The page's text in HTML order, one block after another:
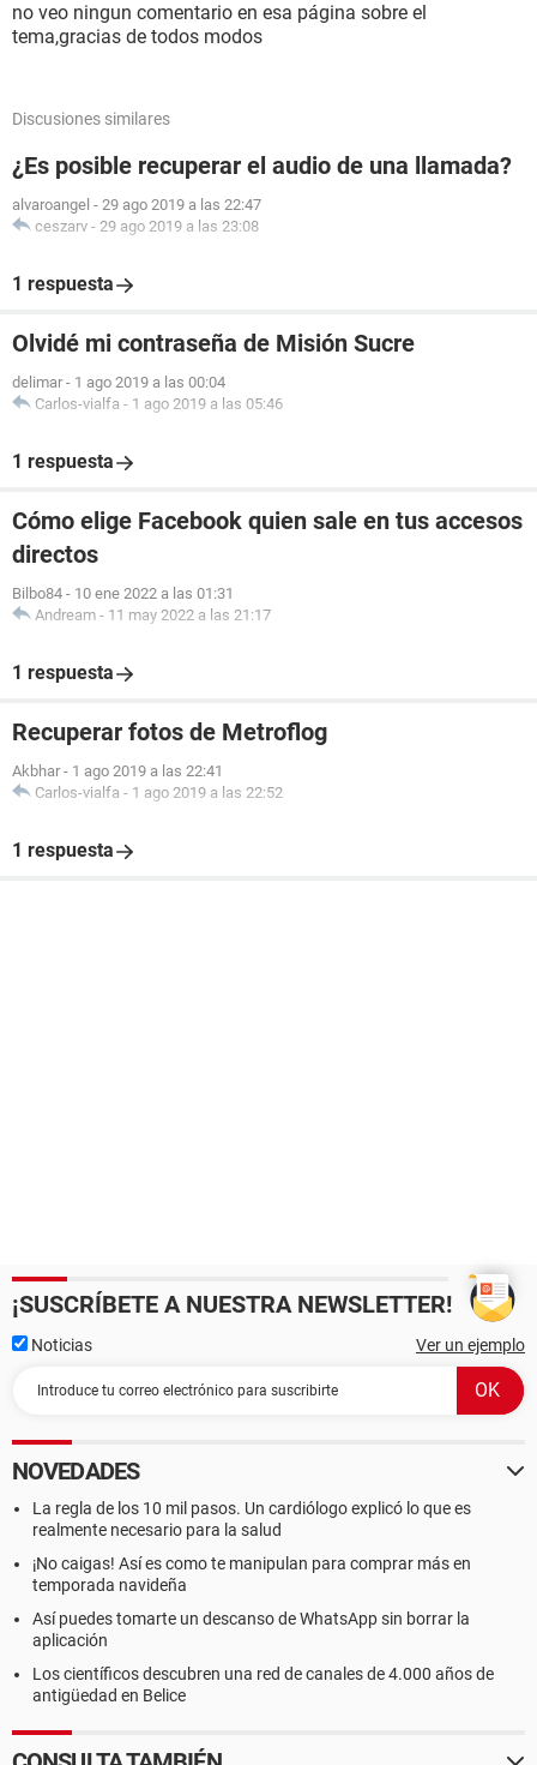
no veo ningun comentario en esa página sobre el
tema,gracias de todos modos
Discusiones similares
¿Es posible recuperar el audio de una llamada?
alvaroangel - 29 ago 2019 a las 22:47
ceszarv - 29 ago 2019 a las 23:08
1 respuesta
Olvidé mi contraseña de Misión Sucre
delimar - 1 ago 2019 a las 00:04
Carlos-vialfa - 1 ago 2019 a las 05:46
1 respuesta
Cómo elige Facebook quien sale en tus accesos
directos
Bilbo84 - 10 ene 2022 a las 01:31
Andream - 11 may 2022 a las 21:17
1 respuesta
Recuperar fotos de Metroflog
Akbhar - 1 ago 2019 a las 22:41
Carlos-vialfa - 1 ago 2019 a las 22:52
1 respuesta
¡SUSCRÍBETE A NUESTRA NEWSLETTER!
Noticias Ver un ejemplo
NOVEDADES
La regla de los 10 mil pasos. Un cardiólogo explicó lo que es
realmente necesario para la salud
¡No caigas! Así es como te manipulan para comprar más en
temporada navideña
Así puedes tomarte un descanso de WhatsApp sin borrar la
aplicación
Los científicos descubren una red de canales de 4.000 años de
antigüedad en Belice